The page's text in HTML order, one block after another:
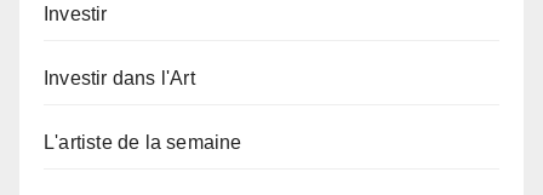
Investir
Investir dans l'Art
L'artiste de la semaine